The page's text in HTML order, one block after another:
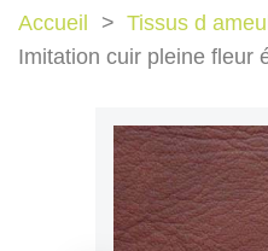
Accueil
Tissus d
Imitation cuir pleine fleur